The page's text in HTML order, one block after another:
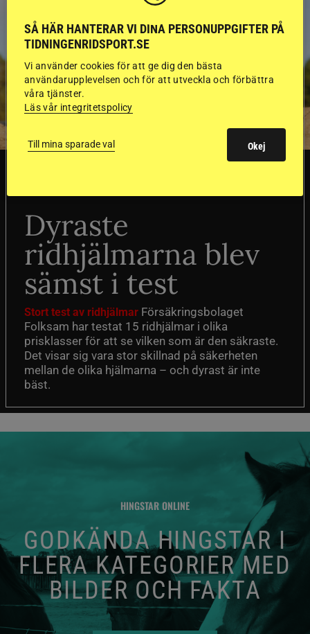
Dyraste
ridhjälmarna blev
sämst i test
Stort test av ridhjälmar Försäkringsbolaget
Folksam har testat 15 ridhjälmar i olika
prisklasser för att se vilken som är den säkraste.
Det visar sig vara stor skillnad på säkerheten
mellan de olika hjälmarna – och dyrast är inte
bäst.
HINGSTAR ONLINE
GODKÄNDA HINGSTAR I
FLERA KATEGORIER MED
BILDER OCH FAKTA
SÅ HÄR HANTERAR VI DINA PERSONUPPGIFTER PÅ
TIDNINGENRIDSPORT.SE
Vi använder cookies för att ge dig den bästa
användarupplevelsen och för att utveckla och förbättra
våra tjänster.
Läs vår integritetspolicy
Till mina sparade val Okej